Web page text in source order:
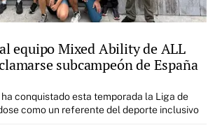
equipo Mixed Ability de ALL
subcampeón de España
conquistado esta temporada la Liga de
como un referente del deporte inclusivo